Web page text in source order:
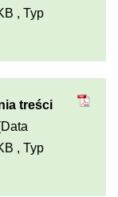
, Typ
treści
, Typ